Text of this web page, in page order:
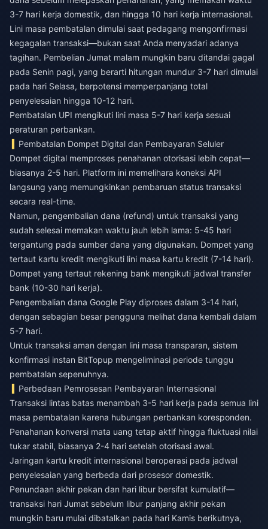
3-7 hari kerja domestik, dan hingga 10 hari kerja internasional.
Lini masa pembatalan dimulai saat pedagang mengonfirmasi
kegagalan transaksi—bukan saat Anda menyadari adanya
tagihan. Pembelian Jumat malam mungkin baru ditandai gagal
pada Senin pagi, yang berarti hitungan mundur 3-7 hari dimulai
pada hari Selasa, berpotensi memperpanjang total
penyelesaian hingga 10-12 hari.
Pembatalan UPI mengikuti lini masa 5-7 hari kerja sesuai
peraturan perbankan.
Pembatalan Dompet Digital dan Pembayaran Seluler
Dompet digital memproses penahanan otorisasi lebih cepat—
biasanya 2-5 hari. Platform ini memelihara koneksi API
langsung yang memungkinkan pembaruan status transaksi
secara real-time.
Namun, pengembalian dana (refund) untuk transaksi yang
sudah selesai memakan waktu jauh lebih lama: 5-45 hari
tergantung pada sumber dana yang digunakan. Dompet yang
tertaut kartu kredit mengikuti lini masa kartu kredit (7-14 hari).
Dompet yang tertaut rekening bank mengikuti jadwal transfer
bank (10-30 hari kerja).
Pengembalian dana Google Play diproses dalam 3-14 hari,
dengan sebagian besar pengguna melihat dana kembali dalam
5-7 hari.
Untuk transaksi aman dengan lini masa transparan, sistem
konfirmasi instan BitTopup mengeliminasi periode tunggu
pembatalan sepenuhnya.
Perbedaan Pemrosesan Pembayaran Internasional
Transaksi lintas batas menambah 3-5 hari kerja pada semua lini
masa pembatalan karena hubungan perbankan koresponden.
Penahanan konversi mata uang tetap aktif hingga fluktuasi nilai
tukar stabil, biasanya 2-4 hari setelah otorisasi awal.
Jaringan kartu kredit internasional beroperasi pada jadwal
penyelesaian yang berbeda dari prosesor domestik.
Penundaan akhir pekan dan hari libur bersifat kumulatif—
transaksi hari Jumat sebelum libur panjang akhir pekan
mungkin baru mulai dibatalkan pada hari Kamis berikutnya,